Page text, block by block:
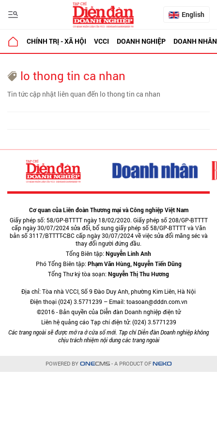
English
CHÍNH TRỊ - XÃ HỘI VCCI DOANH NGHIỆP DOANH NHÂN
lo thong tin ca nhan
Tin tức cập nhật liên quan đến lo thong tin ca nhan
Cơ quan của Liên đoàn Thương mại và Công nghiệp Việt Nam
Giấy phép số: 58/GP-BTTTT ngày 18/02/2020. Giấy phép số 208/GP-BTTTT
cấp ngày 30/07/2024 sửa đổi, bổ sung giấy phép số 58/GP-BTTTT và Văn
bản số 3117/BTTTT-CBC cấp ngày 30/07/2024 về việc sửa đổi măng séc và
thay đổi người đứng đầu.
Tổng Biên tập:Nguyễn Linh Anh
Phó Tổng Biên tập:Phạm Văn Hùng, Nguyễn Tiến Dũng
Tổng Thư ký tòa soạn:Nguyễn Thị Thu Hương
Địa chỉ: Tòa nhà VCCI, Số 9 Đào Duy Anh, phường Kim Liên, Hà Nội
Điện thoại (024) 3.5771239 – Email: toasoan@dddn.com.vn
©2016 - Bản quyền của Diễn đàn Doanh nghiệp điện tử
Liên hệ quảng cáo Tạp chí điện tử: (024) 3.5771239
Các trang ngoài sẽ được mở ra ở cửa sổ mới. Tạp chí Diễn đàn Doanh nghiệp không
chịu trách nhiệm nội dung các trang ngoài
POWERED BY ONECMS- A PRODUCT OF NEKO